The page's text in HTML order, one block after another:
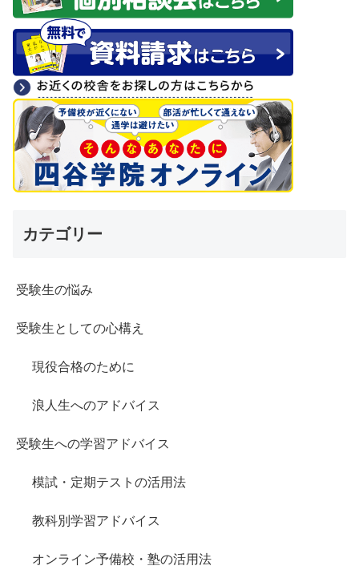
カテゴリー
受験生の悩み
受験生としての心構え
現役合格のために
浪人生へのアドバイス
受験生への学習アドバイス
模試・定期テストの活用法
教科別学習アドバイス
オンライン予備校・塾の活用法